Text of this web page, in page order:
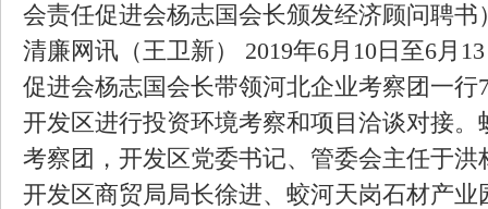
会责任促进会杨志国会长颁发经济顾问聘书
清廉网讯（王卫新） 2019年6月10日至6月
促进会杨志国会长带领河北企业考察团一
开发区进行投资环境考察和项目洽谈对接
考察团，开发区党委书记、管委会主任于
开发区商贸局局长徐进、 蛟河天岗石材产业